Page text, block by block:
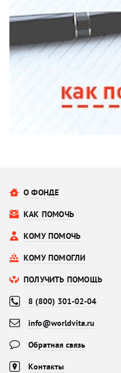
О ФОНДЕ
КАК ПОМОЧЬ
КОМУ ПОМОЧЬ
КОМУ ПОМОГЛИ
ПОЛУЧИТЬ ПОМОЩЬ
8 (800) 301-02-04
info@worldvita.ru
Обратная связь
Контакты